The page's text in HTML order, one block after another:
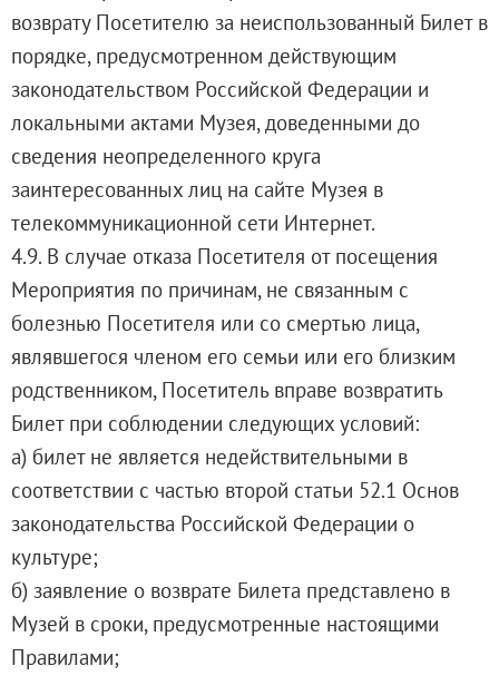
возврату Посетителю за неиспользованный Билет в
порядке, предусмотренном действующим
законодательством Российской Федерации и
локальными актами Музея, доведенными до
сведения неопределенного круга
заинтересованных лиц на сайте Музея в
телекоммуникационной сети Интернет.
4.9. В случае отказа Посетителя от посещения
Мероприятия по причинам, не связанным с
болезнью Посетителя или со смертью лица,
являвшегося членом его семьи или его близким
родственником, Посетитель вправе возвратить
Билет при соблюдении следующих условий:
а) билет не является недействительными в
соответствии с частью второй статьи 52.1 Основ
законодательства Российской Федерации о
культуре;
б) заявление о возврате Билета представлено в
Музей в сроки, предусмотренные настоящими
Правилами;